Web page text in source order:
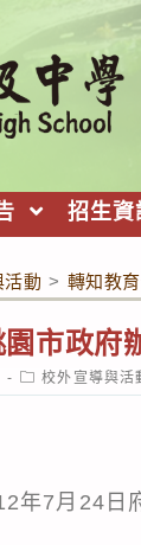
招生資
活動 > 轉知教
市政府
Post
category:
校外宣導與活
年7月24日